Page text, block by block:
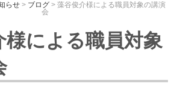
らせ> ブログ> 藻谷俊介様による職員対象の講演
会
様による職員対象